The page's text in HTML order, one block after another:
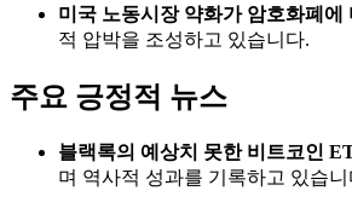
미국 노동시장 약화가 암호화폐에
적 압박을 조성하고 있습니다.
주요 긍정적 뉴스
블랙록의 예상치 못한 비트코인
며 역사적 성과를 기록하고 있습니